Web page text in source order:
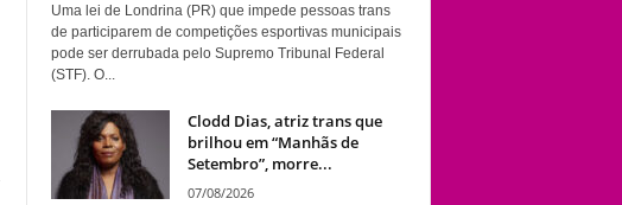
Uma lei de Londrina (PR) que impede pessoas trans
de participarem de competições esportivas municipais
pode ser derrubada pelo Supremo Tribunal Federal
(STF). O...
Clodd Dias, atriz trans que
brilhou em “Manhãs de
Setembro”, morre...
07/08/2026